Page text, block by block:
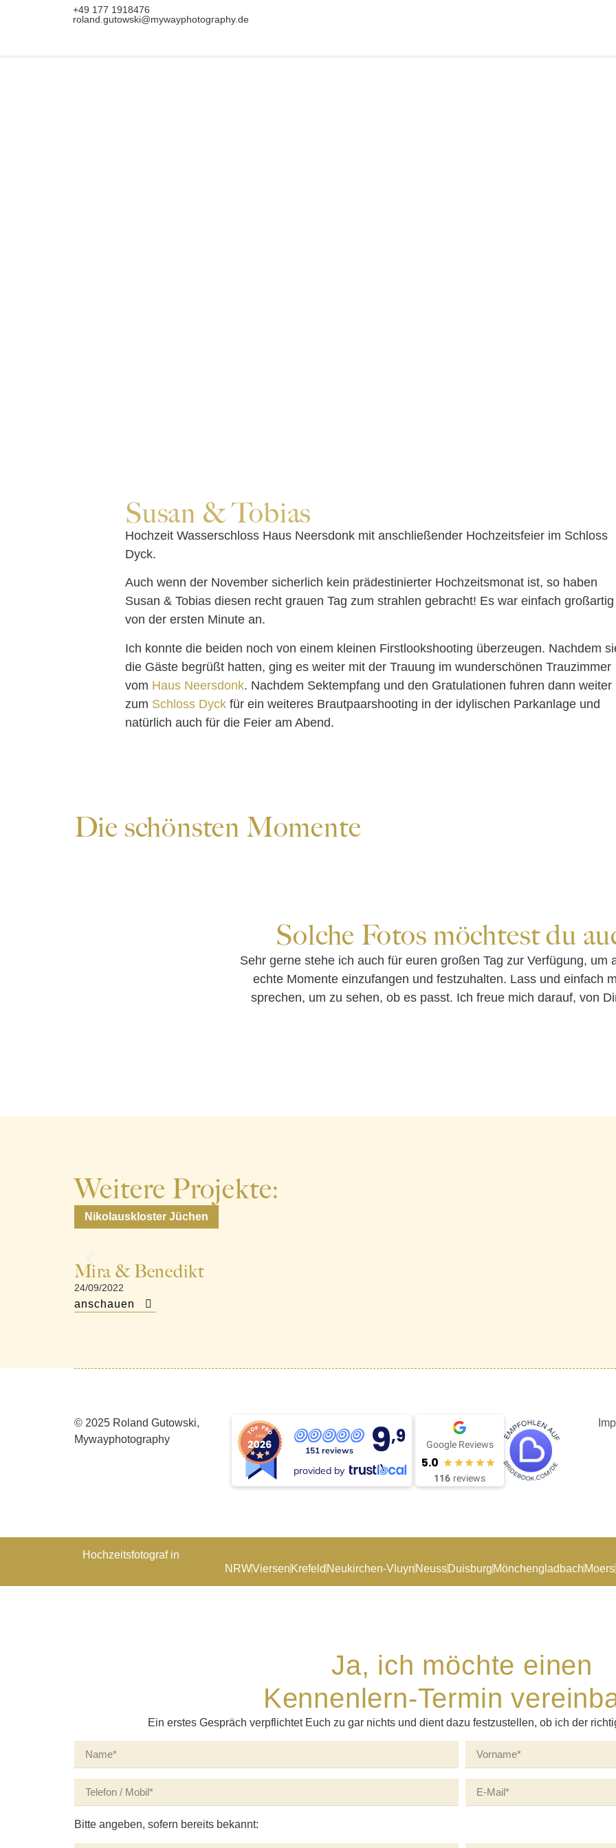
+49 177 1918476
roland.gutowski@mywayphotography.de
Susan & Tobias
Hochzeit Wasserschloss Haus Neersdonk mit anschließender Hochzeitsfeier im Schloss
Dyck.
Auch wenn der November sicherlich kein prädestinierter Hochzeitsmonat ist, so haben
Susan & Tobias diesen recht grauen Tag zum strahlen gebracht! Es war einfach großartig
von der ersten Minute an.
Ich konnte die beiden noch von einem kleinen Firstlookshooting überzeugen. Nachdem
die Gäste begrüßt hatten, ging es weiter mit der Trauung im wunderschönen Trauzimmer
vom Haus Neersdonk. Nachdem Sektempfang und den Gratulationen fuhren dann weiter
zum Schloss Dyck für ein weiteres Brautpaarshooting in der idylischen Parkanlage und
natürlich auch für die Feier am Abend.
Die schönsten Momente
Solche Fotos möchtest du
Sehr gerne stehe ich auch für euren großen Tag zur Verfügung, um
echte Momente einzufangen und festzuhalten. Lass und einfach
sprechen, um zu sehen, ob es passt. Ich freue mich darauf, von
Weitere Projekte:
Nikolauskloster Jüchen
Mira & Benedikt
24/09/2022
anschauen
© 2025 Roland Gutowski,
Mywayphotography
151 reviews 9,9
provided by
Google Reviews
5.0
116 reviews
Hochzeitsfotograf in
NRWViersen Krefeld Neukirchen-Vluyn Neuss Duisburg Mönchengladbach Moers
Ja, ich möchte einen
Kennenlern-Termin
Ein erstes Gespräch verpflichtet Euch zu gar nichts und dient dazu festzustellen, ob ich der
Bitte angeben, sofern bereits bekannt: